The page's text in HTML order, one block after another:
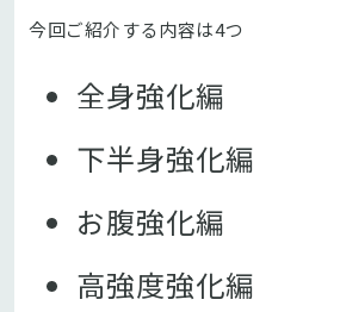
今回ご紹介する内容は4つ
全身強化編
下半身強化編
お腹強化編
高強度強化編